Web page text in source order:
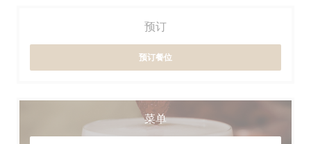
预订
预订餐位
菜单